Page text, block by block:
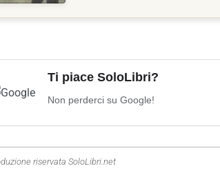
Ti piace SoloLibri?
Non perderci su Google!
riservata SoloLibri.net